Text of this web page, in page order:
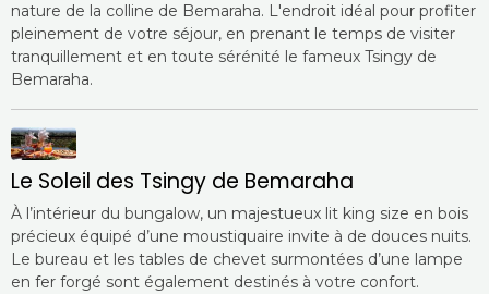
nature de la colline de Bemaraha. L'endroit idéal pour profiter
pleinement de votre séjour, en prenant le temps de visiter
tranquillement et en toute sérénité le fameux Tsingy de
Bemaraha.
Le Soleil des Tsingy de Bemaraha
À l’intérieur du bungalow, un majestueux lit king size en bois
précieux équipé d’une moustiquaire invite à de douces nuits.
Le bureau et les tables de chevet surmontées d’une lampe
en fer forgé sont également destinés à votre confort.